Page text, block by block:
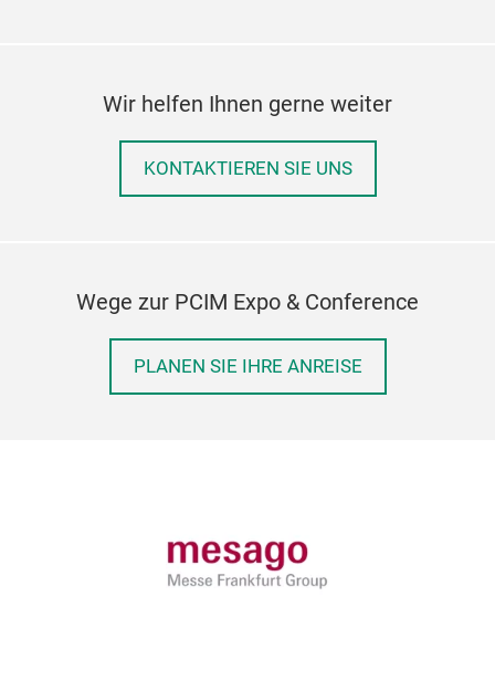
Wir helfen Ihnen gerne weiter
KONTAKTIEREN SIE UNS
Wege zur PCIM Expo & Conference
PLANEN SIE IHRE ANREISE